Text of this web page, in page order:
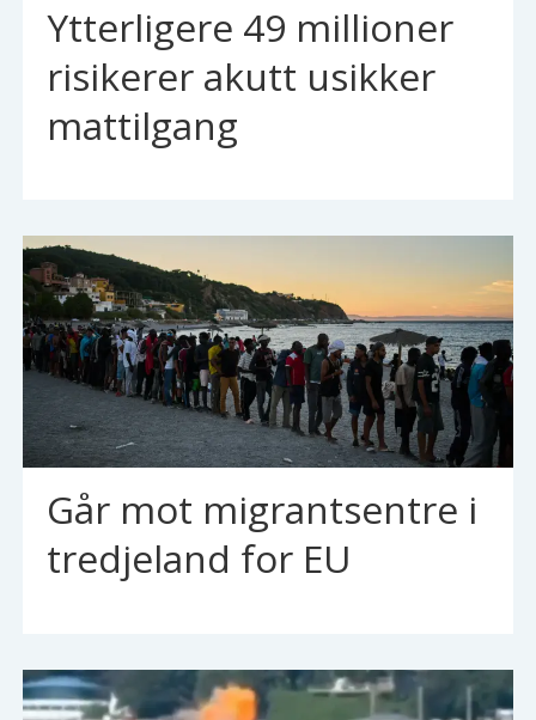
Ytterligere 49 millioner
risikerer akutt usikker
mattilgang
Går mot migrantsentre i
tredjeland for EU